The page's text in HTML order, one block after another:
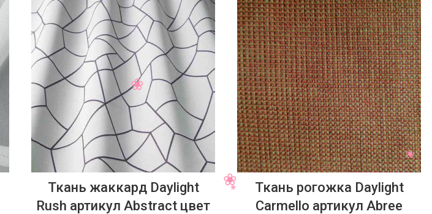
Ткань жаккард Daylight
Rush артикул Abstract цвет
Ткань рогожка Daylight
Carmello артикул Abree